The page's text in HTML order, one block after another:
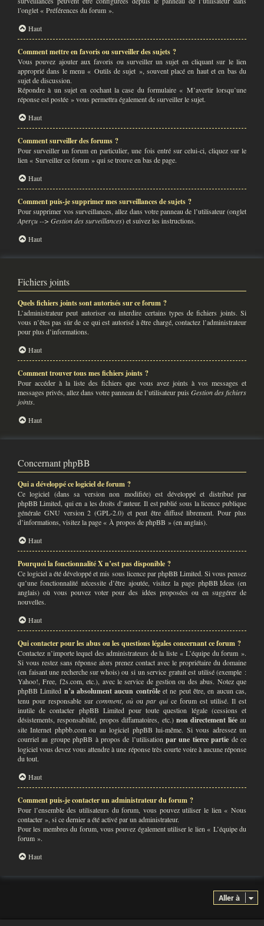
l’onglet « Préférences du forum ».
Haut
Comment mettre en favoris ou surveiller des sujets ?
Vous pouvez ajouter aux favoris ou surveiller un sujet en cliquant sur le lien
approprié dans le menu « Outils de sujet », souvent placé en haut et en bas du
sujet de discussion.
Répondre à un sujet en cochant la case du formulaire « M’avertir lorsqu’une
réponse est postée » vous permettra également de surveiller le sujet.
Haut
Comment surveiller des forums ?
Pour surveiller un forum en particulier, une fois entré sur celui-ci, cliquez sur le
lien « Surveiller ce forum » qui se trouve en bas de page.
Haut
Comment puis-je supprimer mes surveillances de sujets ?
Pour supprimer vos surveillances, allez dans votre panneau de l’utilisateur (onglet
Aperçu --> Gestion des surveillances) et suivez les instructions.
Haut
Fichiers joints
Quels fichiers joints sont autorisés sur ce forum ?
L’administrateur peut autoriser ou interdire certains types de fichiers joints. Si
vous n’êtes pas sûr de ce qui est autorisé à être chargé, contactez l’administrateur
pour plus d’informations.
Haut
Comment trouver tous mes fichiers joints ?
Pour accéder à la liste des fichiers que vous avez joints à vos messages et
messages privés, allez dans votre panneau de l’utilisateur puis Gestion des fichiers
joints.
Haut
Concernant phpBB
Qui a développé ce logiciel de forum ?
Ce logiciel (dans sa version non modifiée) est développé et distribué par
phpBB Limited , qui en a les droits d’auteur. Il est publié sous la licence publique
générale GNU version 2 (GPL-2.0) et peut être diffusé librement. Pour plus
d’informations, visitez la page « À propos de phpBB » (en anglais).
Haut
Pourquoi la fonctionnalité X n’est pas disponible ?
Ce logiciel a été développé et mis sous licence par phpBB Limited. Si vous pensez
qu’une fonctionnalité nécessite d’être ajoutée, visitez la page phpBB Ideas (en
anglais) où vous pouvez voter pour des idées proposées ou en suggérer de
nouvelles.
Haut
Qui contacter pour les abus ou les questions légales concernant ce forum ?
Contactez n’importe lequel des administrateurs de la liste « L’équipe du forum ».
Si vous restez sans réponse alors prenez contact avec le propriétaire du domaine
(en faisant une recherche sur whois) ou si un service gratuit est utilisé (exemple :
Yahoo!, Free, f2s.com, etc.), avec le service de gestion ou des abus. Notez que
phpBB Limited n’a absolument aucun contrôleet ne peut être, en aucun cas,
tenu pour responsable sur comment, où ou par quice forum est utilisé. Il est
inutile de contacter phpBB Limited pour toute question légale (cessions et
désistements, responsabilité, propos diffamatoires, etc.) non directement liéeau
site Internet phpbb.com ou au logiciel phpBB lui-même. Si vous adressez un
courriel au groupe phpBB à propos de l’utilisationpar une tierce partie de ce
logiciel vous devez vous attendre à une réponse très courte voire à aucune réponse
du tout.
Haut
Comment puis-je contacter un administrateur du forum ?
Pour l’ensemble des utilisateurs du forum, vous pouvez utiliser le lien « Nous
contacter », si ce dernier a été activé par un administrateur.
Pour les membres du forum, vous pouvez également utiliser le lien « L’équipe du
forum ».
Haut
Aller à